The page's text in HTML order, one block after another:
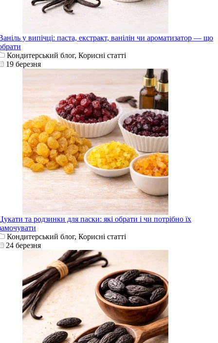
у випічці: паста, екстракт, ванілін чи ароматизатор — що
Кондитерський блог, Корисні статті
19 березня
та родзинки для паски: які обрати і чи потрібно їх
Кондитерський блог, Корисні статті
24 березня